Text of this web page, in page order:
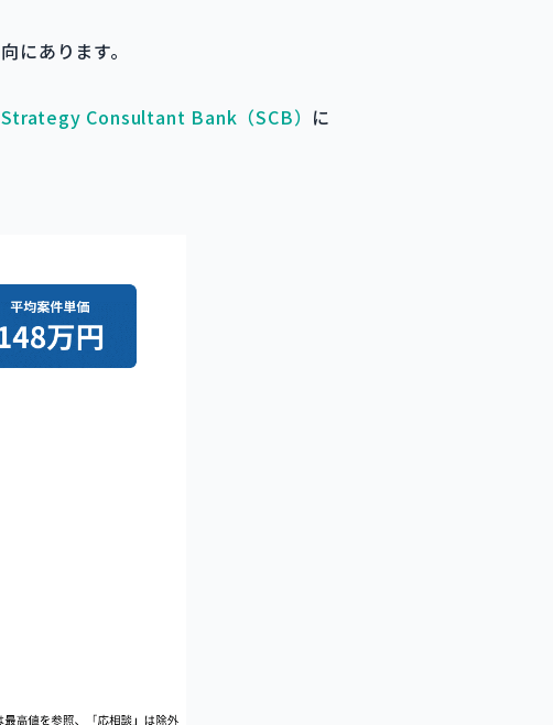
にあります。
Strategy Consultant Bank（SCB） に